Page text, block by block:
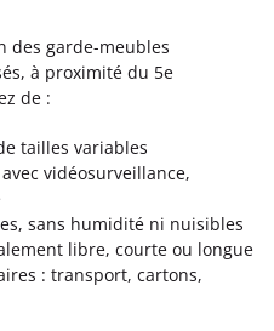
des garde-meubles
à proximité du 5e
de :
tailles variables
vidéosurveillance,
sans humidité ni nuisibles
libre, courte ou longue
: transport, cartons,